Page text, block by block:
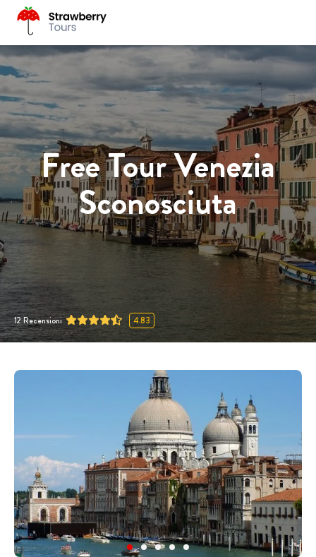
Free Tour Venezia
Sconosciuta
12Recensioni 4.83